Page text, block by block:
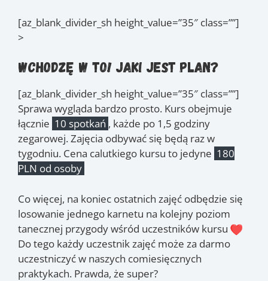
[az_blank_divider_sh height_value=”35″ class=””]
>
Wchodzę w to! Jaki jest plan?
[az_blank_divider_sh height_value=”35″ class=””]
Sprawa wygląda bardzo prosto. Kurs obejmuje
łącznie 10 spotkań , każde po 1,5 godziny
zegarowej. Zajęcia odbywać się będą raz w
tygodniu. Cena calutkiego kursu to jedyne 180
PLN od osoby
Co więcej, na koniec ostatnich zajęć odbędzie się
losowanie jednego karnetu na kolejny poziom
tanecznej przygody wśród uczestników kursu
Do tego każdy uczestnik zajęć może za darmo
uczestniczyć w naszych comiesięcznych
praktykach. Prawda, że super?